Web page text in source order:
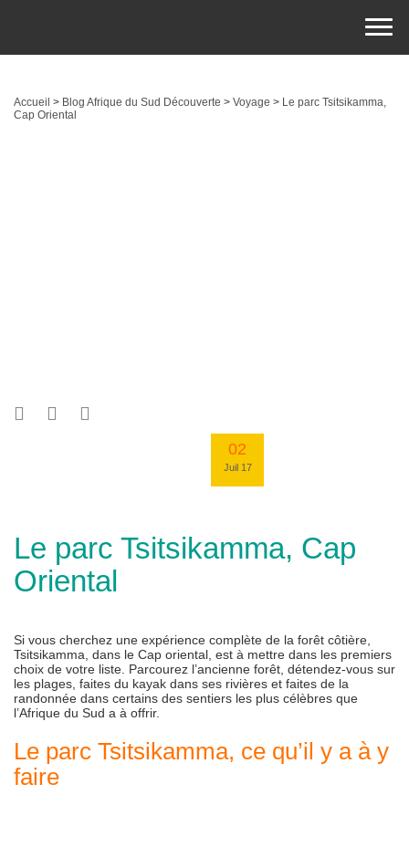
Accueil > Blog Afrique du Sud Découverte > Voyage > Le parc Tsitsikamma,
Cap Oriental
02
Juil 17
Le parc Tsitsikamma, Cap
Oriental
Si vous cherchez une expérience complète de la forêt côtière,
Tsitsikamma, dans le Cap oriental, est à mettre dans les premiers
choix de votre liste. Parcourez l’ancienne forêt, détendez-vous sur
les plages, faites du kayak dans ses rivières et faites de la
randonnée dans certains des sentiers les plus célèbres que
l’Afrique du Sud a à offrir.
Le parc Tsitsikamma, ce qu’il y a à y
faire